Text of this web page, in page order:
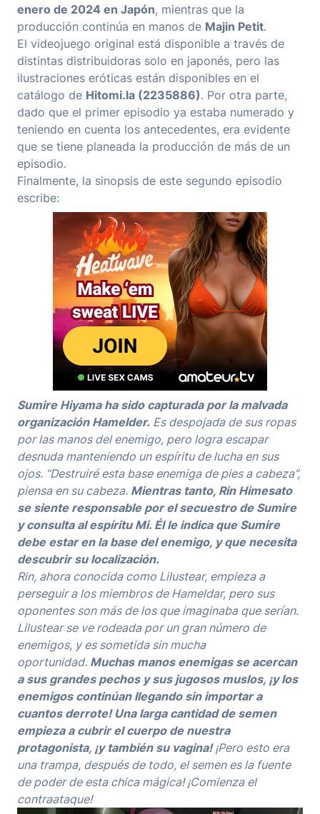
enero de 2024 en Japón, mientras que la
producción continúa en manos de Majin Petit.
El videojuego original está disponible a través de
distintas distribuidoras solo en japonés, pero las
ilustraciones eróticas están disponibles en el
catálogo de Hitomi.la (2235886). Por otra parte,
dado que el primer episodio ya estaba numerado y
teniendo en cuenta los antecedentes, era evidente
que se tiene planeada la producción de más de un
episodio.
Finalmente, la sinopsis de este segundo episodio
escribe:
Sumire Hiyama ha sido capturada por la malvada
organización Hamelder. Es despojada de sus ropas
por las manos del enemigo, pero logra escapar
desnuda manteniendo un espíritu de lucha en sus
ojos. “Destruiré esta base enemiga de pies a cabeza”,
piensa en su cabeza. Mientras tanto, Rin Himesato
se siente responsable por el secuestro de Sumire
y consulta al espíritu Mi. Él le indica que Sumire
debe estar en la base del enemigo, y que necesita
descubrir su localización.
Rin, ahora conocida como Lilustear, empieza a
perseguir a los miembros de Hameldar, pero sus
oponentes son más de los que imaginaba que serían.
Lilustear se ve rodeada por un gran número de
enemigos, y es sometida sin mucha
oportunidad. Muchas manos enemigas se acercan
a sus grandes pechos y sus jugosos muslos, ¡y los
enemigos continúan llegando sin importar a
cuantos derrote! Una larga cantidad de semen
empieza a cubrir el cuerpo de nuestra
protagonista, ¡y también su vagina! ¡Pero esto era
una trampa, después de todo, el semen es la fuente
de poder de esta chica mágica! ¡Comienza el
contraataque!